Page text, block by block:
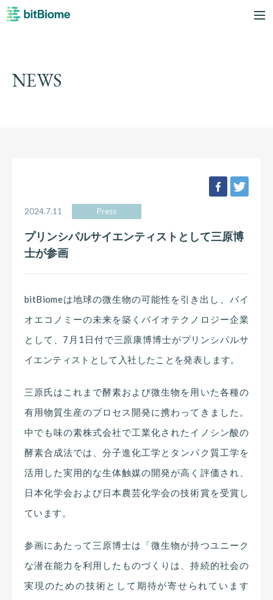
NEWS
facebook
2024.7.11 Press
プリンシパルサイエンティストとして三原博
士が参画
bitBiomeは地球の微生物の可能性を引き出し、バイ
オエコノミーの未来を築くバイオテクノロジー企業
として、7月1日付で三原康博博士がプリンシパルサ
イエンティストとして入社したことを発表します。
三原氏はこれまで酵素および微生物を用いた各種の
有用物質生産のプロセス開発に携わってきました。
中でも味の素株式会社で工業化されたイノシン酸の
酵素合成法では、分子進化工学とタンパク質工学を
活用した実用的な生体触媒の開発が高く評価され、
日本化学会および日本農芸化学会の技術賞を受賞し
ています。
参画にあたって三原博士は「微生物が持つユニーク
な潜在能力を利用したものづくりは、持続的社会の
実現のための技術として期待が寄せられています